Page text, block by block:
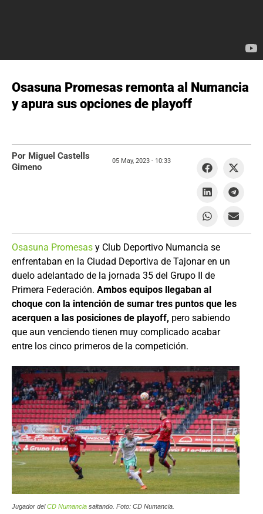
Osasuna Promesas remonta al Numancia
y apura sus opciones de playoff
Osasuna Promesas y Club Deportivo Numancia se
enfrentaban en la Ciudad Deportiva de Tajonar en un
duelo adelantado de la jornada 35 del Grupo II de
Primera Federación. Ambos equipos llegaban al
choque con la intención de sumar tres puntos que les
acerquen a las posiciones de playoff, pero sabiendo
que aun venciendo tienen muy complicado acabar
entre los cinco primeros de la competición.
Jugador delCD Numancia saltando. Foto: CD Numancia.
Por Miguel Castells
Gimeno
05 May, 2023 - 10:33